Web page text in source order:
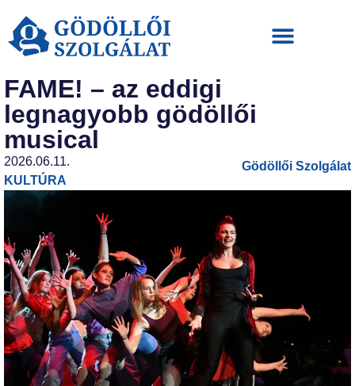
FAME! – az eddigi
legnagyobb gödöllői
musical
2026.06.11.
KULTÚRA
Gödöllői Szolgálat